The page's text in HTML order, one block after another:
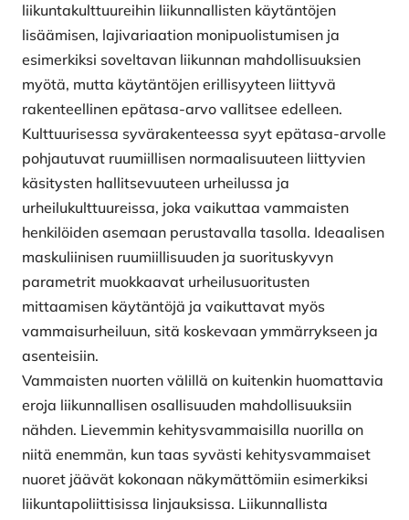
liikuntakulttuureihin liikunnallisten käytäntöjen
lisäämisen, lajivariaation monipuolistumisen ja
esimerkiksi soveltavan liikunnan mahdollisuuksien
myötä, mutta käytäntöjen erillisyyteen liittyvä
rakenteellinen epätasa-arvo vallitsee edelleen.
Kulttuurisessa syvärakenteessa syyt epätasa-arvolle
pohjautuvat ruumiillisen normaalisuuteen liittyvien
käsitysten hallitsevuuteen urheilussa ja
urheilukulttuureissa, joka vaikuttaa vammaisten
henkilöiden asemaan perustavalla tasolla. Ideaalisen
maskuliinisen ruumiillisuuden ja suorituskyvyn
parametrit muokkaavat urheilusuoritusten
mittaamisen käytäntöjä ja vaikuttavat myös
vammaisurheiluun, sitä koskevaan ymmärrykseen ja
asenteisiin.
Vammaisten nuorten välillä on kuitenkin huomattavia
eroja liikunnallisen osallisuuden mahdollisuuksiin
nähden. Lievemmin kehitysvammaisilla nuorilla on
niitä enemmän, kun taas syvästi kehitysvammaiset
nuoret jäävät kokonaan näkymättömiin esimerkiksi
liikuntapoliittisissa linjauksissa. Liikunnallista